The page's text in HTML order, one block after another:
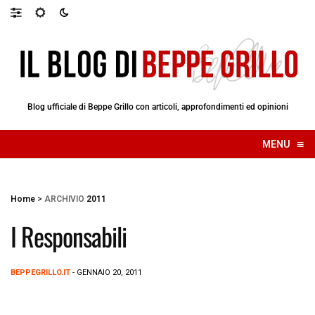
Blog ufficiale di Beppe Grillo con articoli, approfondimenti ed opinioni
MENU ≡
☰
Home > ARCHIVIO 2011
I Responsabili
BEPPEGRILLO.IT - GENNAIO 20, 2011